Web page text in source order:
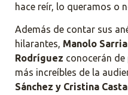
hace reír, lo queramos o
Además de contar sus
hilarantes, Manolo
Rodríguez conocerán
más increíbles de la
Sánchez y Cristina